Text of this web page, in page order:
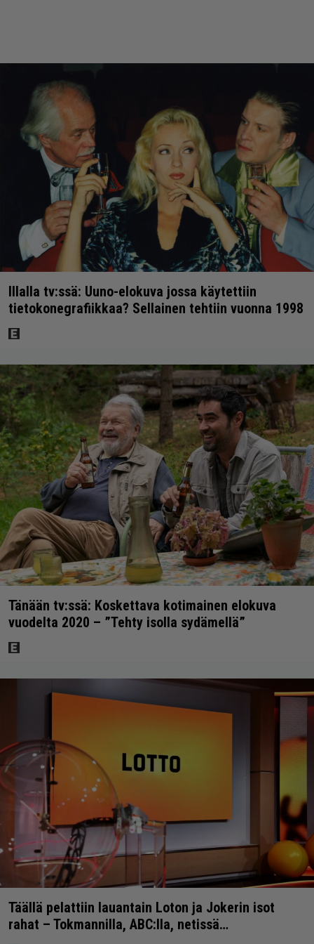
Illalla tv:ssä: Uuno-elokuva jossa käytettiin
tietokonegrafiikkaa? Sellainen tehtiin vuonna 1998
Tänään tv:ssä: Koskettava kotimainen elokuva
vuodelta 2020 – ”Tehty isolla sydämellä”
Täällä pelattiin lauantain Loton ja Jokerin isot
rahat – Tokmannilla, ABC:lla, netissä…